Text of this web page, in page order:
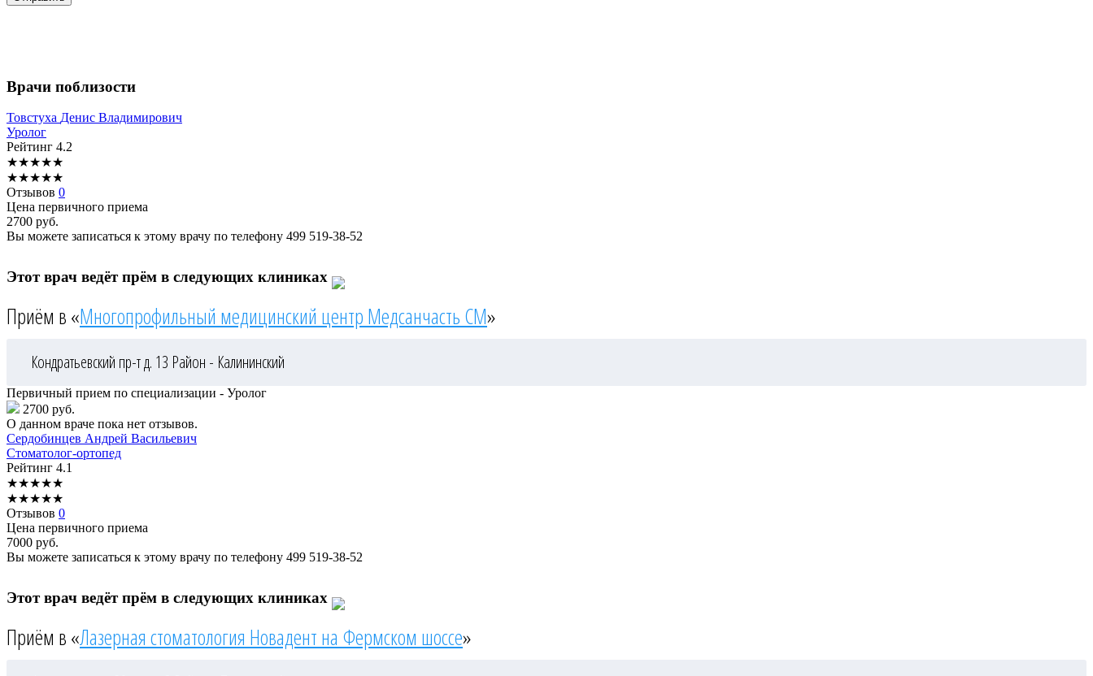
Врачи поблизости
Товстуха Денис Владимирович
Уролог
Рейтинг 4.2
★★★★★
★★★★★
Отзывов 0
Цена первичного приема
2700 руб.
Вы можете записаться к этому врачу по телефону 499 519-38-52
Этот врач ведёт прём в следующих клиниках
Приём в «Многопрофильный медицинский центр Медсанчасть СМ»
Кондратьевский пр-т д. 13 Район - Калининский
Первичный прием по специализации - Уролог
2700 руб.
О данном враче пока нет отзывов.
Сердобинцев Андрей Васильевич
Стоматолог-ортопед
Рейтинг 4.1
★★★★★
★★★★★
Отзывов 0
Цена первичного приема
7000 руб.
Вы можете записаться к этому врачу по телефону 499 519-38-52
Этот врач ведёт прём в следующих клиниках
Приём в «Лазерная стоматология Новадент на Фермском шоссе»